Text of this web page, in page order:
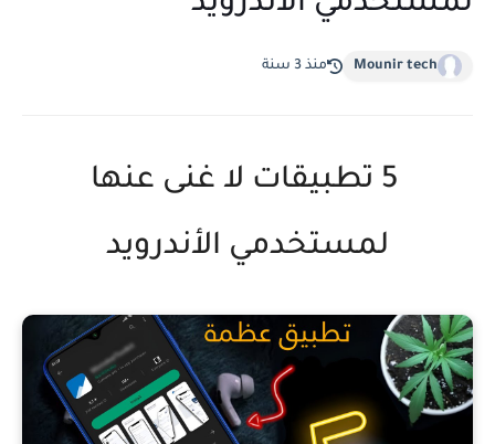
Mounir tech منذ 3 سنة
5 تطبيقات لا غنى عنها
لمستخدمي الأندرويد